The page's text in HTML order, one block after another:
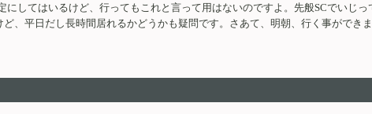
してはいるけど、行ってもこれと言って用はないのですよ。先般SCでいじ
、平日だし長時間居れるかどうかも疑問です。さあて、明朝、行く事ができま